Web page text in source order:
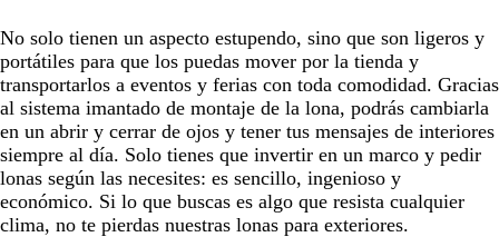
No solo tienen un aspecto estupendo, sino que son ligeros y
portátiles para que los puedas mover por la tienda y
transportarlos a eventos y ferias con toda comodidad. Gracias
al sistema imantado de montaje de la lona, podrás cambiarla
en un abrir y cerrar de ojos y tener tus mensajes de interiores
siempre al día. Solo tienes que invertir en un marco y pedir
lonas según las necesites: es sencillo, ingenioso y
económico. Si lo que buscas es algo que resista cualquier
clima, no te pierdas nuestras lonas para exteriores.